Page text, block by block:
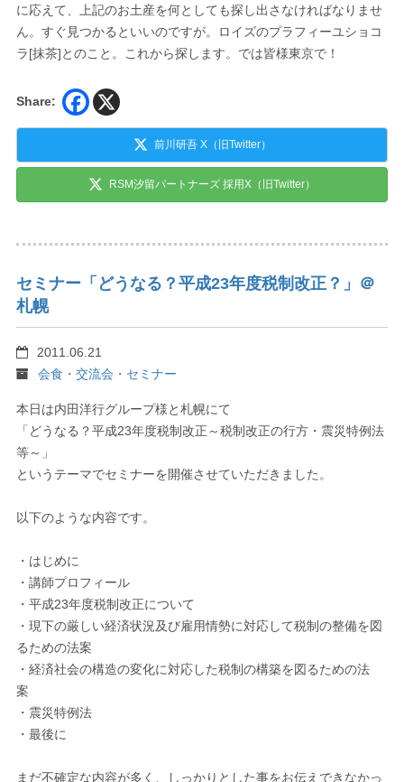
に応えて、上記のお土産を何としても探し出さなければなりませ
ん。すぐ見つかるといいのですが。ロイズのプラフィーユショコ
ラ[抹茶]とのこと。これから探します。では皆様東京で！
Share:
前川研吾 X（旧Twitter）
RSM汐留パートナーズ 採用X（旧Twitter）
セミナー「どうなる？平成23年度税制改正？」＠
札幌
2011.06.21
会食・交流会・セミナー
本日は内田洋行グループ様と札幌にて
「どうなる？平成23年度税制改正～税制改正の行方・震災特例法
等～」
というテーマでセミナーを開催させていただきました。
以下のような内容です。
・はじめに
・講師プロフィール
・平成23年度税制改正について
・現下の厳しい経済状況及び雇用情勢に対応して税制の整備を図
るための法案
・経済社会の構造の変化に対応した税制の構築を図るための法
案
・震災特例法
・最後に
まだ不確定な内容が多く、しっかりとした事をお伝えできなかっ